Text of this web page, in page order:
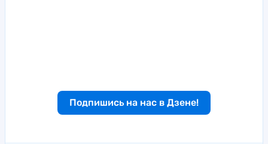
Подпишись на нас в Дзене!